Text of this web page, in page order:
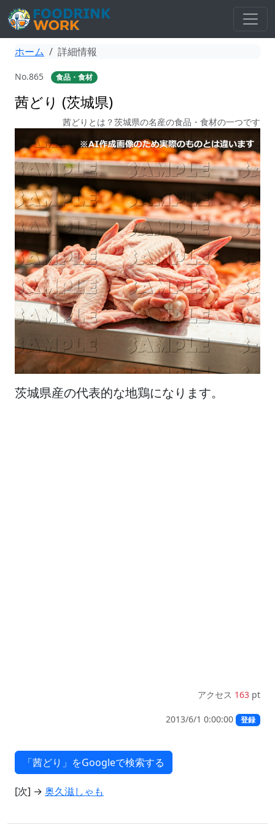
ホーム 詳細情報
No.865 食品・食材
茜どり (茨城県)
茜どりとは？茨城県の名産の食品・食材の一つです
茨城県産の代表的な地鶏になります。
アクセス 163 pt
2013/6/1 0:00:00 登録
[次] → 奥久滋しゃも